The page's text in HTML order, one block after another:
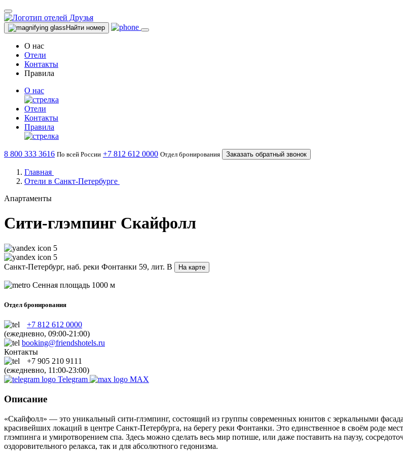
Найти номер
О нас
Отели
Контакты
Правила
О нас
Отели
Контакты
Правила
8 800 333 3616 По всей России +7 812 612 0000 Отдел бронирования Заказать обратный звонок
Главная
Отели в Санкт-Петербурге
Апартаменты
Сити-глэмпинг Скайфолл
5
5
Санкт-Петербург, наб. реки Фонтанки 59, лит. В
На карте
Сенная площадь 1000 м
Отдел бронирования
+7 812 612 0000
(ежедневно, 09:00-21:00)
booking@friendshotels.ru
Контакты
+7 905 210 9111
(ежедневно, 11:00-23:00)
Telegram
MAX
Описание
«Скайфолл» — это уникальный сити-глэмпинг, состоящий из группы современных юнитов с зеркальными
красивейших локаций в центре Санкт-Петербурга, на берегу реки Фонтанки. Это единственное в своём роде
глэмпинга и умиротворением спа. Здесь можно сделать весь мир потише, или даже поставить на паузу,
оздоровительного релакса, так и для абсолютного гедонизма.